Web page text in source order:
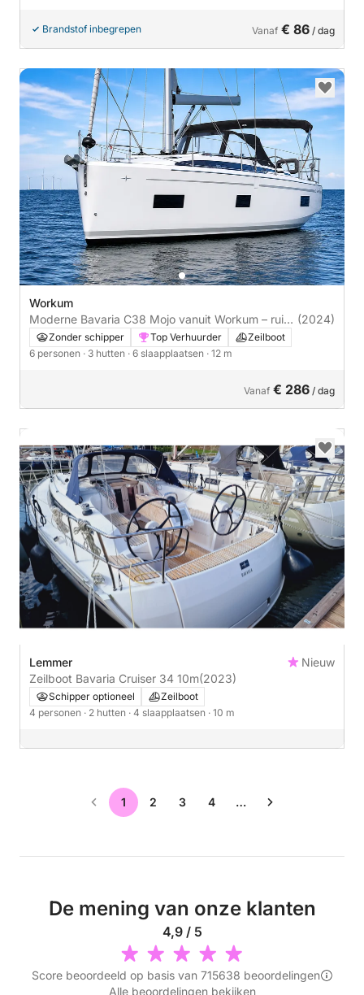
Brandstof inbegrepen Vanaf € 86 / dag
Workum
Moderne Bavaria C38 Mojo vanuit Workum – ruim,
comfortabel en sportief
(2024)
Zonder schipper Top Verhuurder
Zeilboot
6 personen · 3 hutten · 6 slaapplaatsen · 12 m
Vanaf € 286 / dag
Lemmer
Nieuw
Zeilboot Bavaria Cruiser 34 10m(2023)
Schipper optioneel
Zeilboot
4 personen · 2 hutten · 4 slaapplaatsen · 10 m
1 2 3 4 …
De mening van onze klanten
4,9 / 5
Score beoordeeld op basis van 715638 beoordelingen
Alle beoordelingen bekijken